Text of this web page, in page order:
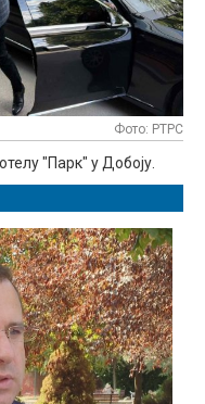
Фото: РТРС
"Парк" у Добоју.